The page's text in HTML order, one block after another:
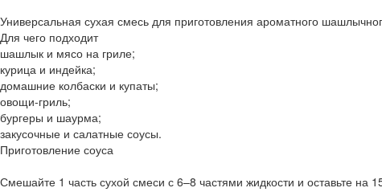
Универсальная сухая смесь для приготовления ароматного
Для чего подходит
шашлык и мясо на гриле;
курица и индейка;
домашние колбаски и купаты;
овощи-гриль;
бургеры и шаурма;
закусочные и салатные соусы.
Приготовление соуса
Смешайте 1 часть сухой смеси с 6–8 частями жидкости и оставьте на